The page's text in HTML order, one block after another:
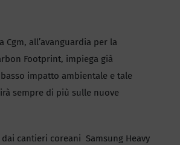
Cgm, all’avanguardia per la
Footprint, impiega già
impatto ambientale e tale
sempre di più sulle nuove
cantieri coreani Samsung Heavy